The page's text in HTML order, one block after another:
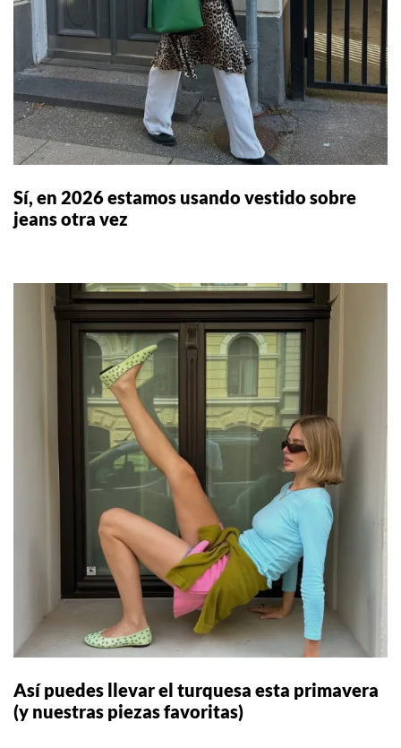
Sí, en 2026 estamos usando vestido sobre
jeans otra vez
Así puedes llevar el turquesa esta primavera
(y nuestras piezas favoritas)